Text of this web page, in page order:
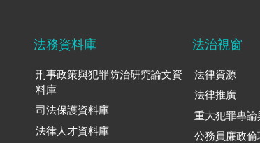
法務資料庫
刑事政策與犯罪防治研究論文資
料庫
司法保護資料庫
法律人才資料庫
法治視窗
法律資源
法律推廣
重大犯罪專論
公務員廉政倫